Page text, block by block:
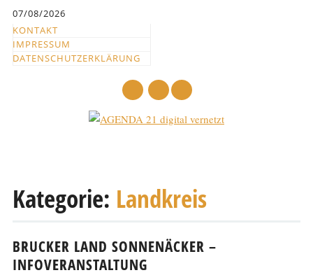
springen
07/08/2026
KONTAKT
IMPRESSUM
DATENSCHUTZERKLÄRUNG
zum
Kategorie: Landkreis
BRUCKER LAND SONNENÄCKER –
INFOVERANSTALTUNG